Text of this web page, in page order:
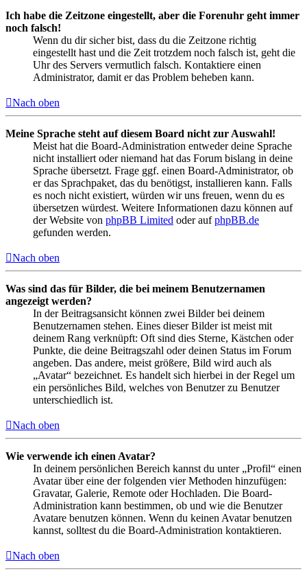
Ich habe die Zeitzone eingestellt, aber die Forenuhr geht immer
noch falsch!
Wenn du dir sicher bist, dass du die Zeitzone richtig
eingestellt hast und die Zeit trotzdem noch falsch ist, geht die
Uhr des Servers vermutlich falsch. Kontaktiere einen
Administrator, damit er das Problem beheben kann.
Nach oben
Meine Sprache steht auf diesem Board nicht zur Auswahl!
Meist hat die Board-Administration entweder deine Sprache
nicht installiert oder niemand hat das Forum bislang in deine
Sprache übersetzt. Frage ggf. einen Board-Administrator, ob
er das Sprachpaket, das du benötigst, installieren kann. Falls
es noch nicht existiert, würden wir uns freuen, wenn du es
übersetzen würdest. Weitere Informationen dazu können auf
der Website von phpBB Limited oder aufphpBB.de
gefunden werden.
Nach oben
Was sind das für Bilder, die bei meinem Benutzernamen
angezeigt werden?
In der Beitragsansicht können zwei Bilder bei deinem
Benutzernamen stehen. Eines dieser Bilder ist meist mit
deinem Rang verknüpft: Oft sind dies Sterne, Kästchen oder
Punkte, die deine Beitragszahl oder deinen Status im Forum
angeben. Das andere, meist größere, Bild wird auch als
„Avatar“ bezeichnet. Es handelt sich hierbei in der Regel um
ein persönliches Bild, welches von Benutzer zu Benutzer
unterschiedlich ist.
Nach oben
Wie verwende ich einen Avatar?
In deinem persönlichen Bereich kannst du unter „Profil“ einen
Avatar über eine der folgenden vier Methoden hinzufügen:
Gravatar, Galerie, Remote oder Hochladen. Die Board-
Administration kann bestimmen, ob und wie die Benutzer
Avatare benutzen können. Wenn du keinen Avatar benutzen
kannst, solltest du die Board-Administration kontaktieren.
Nach oben